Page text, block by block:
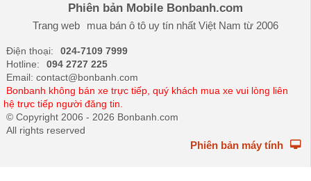
Phiên bản Mobile Bonbanh.com
Trang web mua bán ô tôuy tín nhất Việt Nam từ 2006
Điện thoại:
024-7109 7999
Hotline:
094 2727 225
Email: contact@bonbanh.com
Bonbanh không bán xe trực tiếp, quý khách mua xe vui lòng liên
hệ trực tiếp người đăng tin.
© Copyright 2006 - 2026 Bonbanh.com
All rights reserved
Phiên bản máy tính